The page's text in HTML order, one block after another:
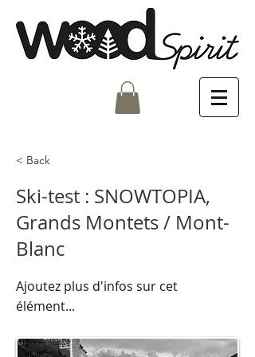
< Back
Ski-test : SNOWTOPIA,
Grands Montets / Mont-
Blanc
Ajoutez plus d'infos sur cet
élément...